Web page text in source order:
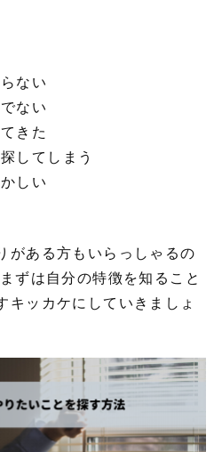
ない
ない
きた
してしまう
しい
がある方もいらっしゃるの
ずは自分の特徴を知ること
キッカケにしていきましょ